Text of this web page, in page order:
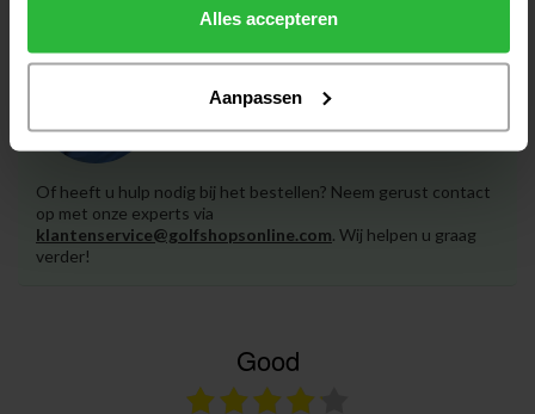
Alles accepteren
Aanpassen
Heeft u vragen over het product?
Of heeft u hulp nodig bij het bestellen? Neem gerust contact
op met onze experts via
klantenservice@golfshopsonline.com. Wij helpen u graag
verder!
Good